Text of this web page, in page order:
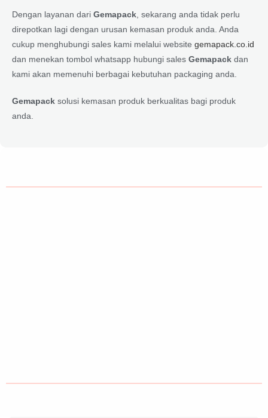
Dengan layanan dari Gemapack , sekarang anda tidak perlu
direpotkan lagi dengan urusan kemasan produk anda. Anda
cukup menghubungi sales kami melalui website gemapack.co.id
dan menekan tombol whatsapp hubungi sales Gemapack dan
kami akan memenuhi berbagai kebutuhan packaging anda.
Gemapack solusi kemasan produk berkualitas bagi produk
anda.